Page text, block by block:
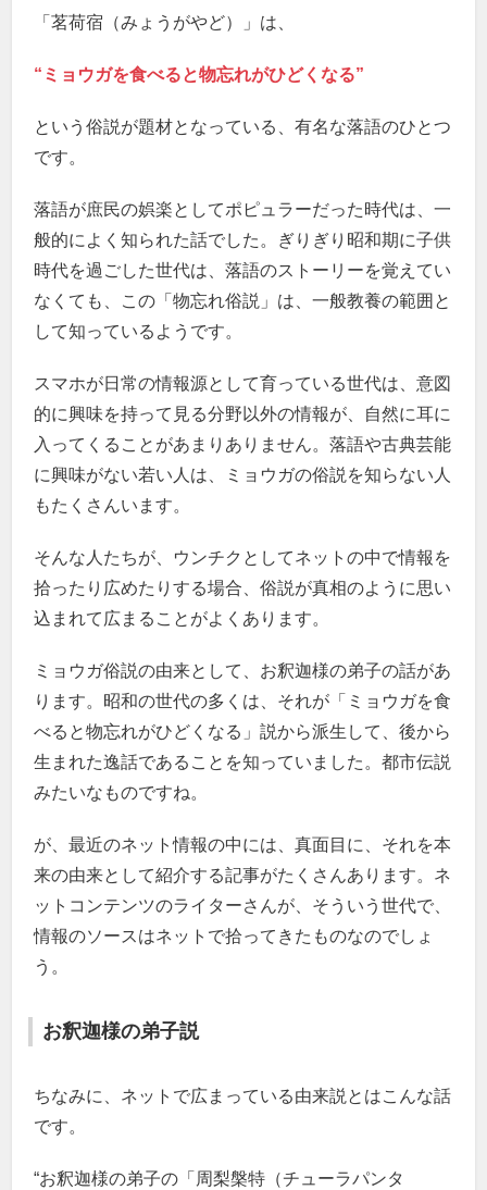
「茗荷宿（みょうがやど）」は、
“ミョウガを食べると物忘れがひどくなる”
という俗説が題材となっている、有名な落語のひとつ
です。
落語が庶民の娯楽としてポピュラーだった時代は、一
般的によく知られた話でした。ぎりぎり昭和期に子供
時代を過ごした世代は、落語のストーリーを覚えてい
なくても、この「物忘れ俗説」は、一般教養の範囲と
して知っているようです。
スマホが日常の情報源として育っている世代は、意図
的に興味を持って見る分野以外の情報が、自然に耳に
入ってくることがあまりありません。落語や古典芸能
に興味がない若い人は、ミョウガの俗説を知らない人
もたくさんいます。
そんな人たちが、ウンチクとしてネットの中で情報を
拾ったり広めたりする場合、俗説が真相のように思い
込まれて広まることがよくあります。
ミョウガ俗説の由来として、お釈迦様の弟子の話があ
ります。昭和の世代の多くは、それが「ミョウガを食
べると物忘れがひどくなる」説から派生して、後から
生まれた逸話であることを知っていました。都市伝説
みたいなものですね。
が、最近のネット情報の中には、真面目に、それを本
来の由来として紹介する記事がたくさんあります。ネ
ットコンテンツのライターさんが、そういう世代で、
情報のソースはネットで拾ってきたものなのでしょ
う。
お釈迦様の弟子説
ちなみに、ネットで広まっている由来説とはこんな話
です。
“お釈迦様の弟子の「周梨槃特（チューラパンタ